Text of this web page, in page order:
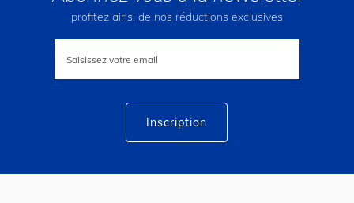
profitez ainsi de nos réductions exclusives
lettre
Inscription